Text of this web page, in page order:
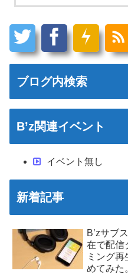
ブログ内検索
B’z関連イベント
イベント無し
新着記事
B’zサブ
在で配信
ミング
めてみた